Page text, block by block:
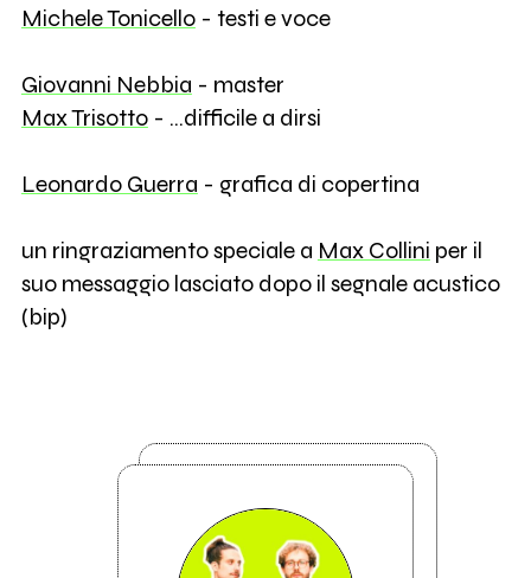
Michele Tonicello- testi e voce
Giovanni Nebbia - master
Max Trisotto- ...difficile a dirsi
Leonardo Guerra - grafica di copertina
un ringraziamento speciale a Max Collini per il
suo messaggio lasciato dopo il segnale acustico
(bip)